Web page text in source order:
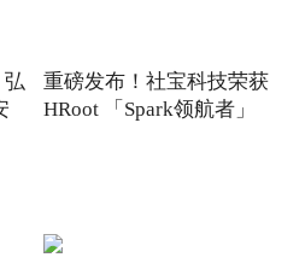
重磅发布！社宝科技荣获
HRoot 「Spark领航者」